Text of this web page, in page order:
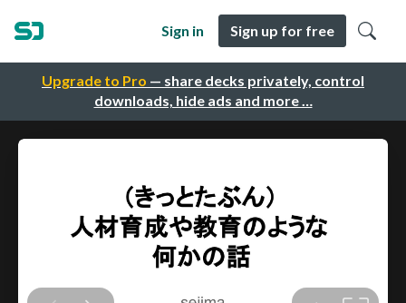
Upgrade to Pro — share decks privately, control
downloads, hide ads and more …
Sign in Sign up for free